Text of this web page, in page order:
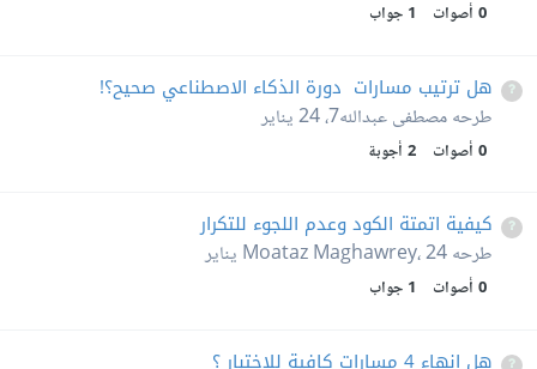
0 أصوات 1 جواب
هل ترتيب مسارات دورة الذكاء الاصطناعي صحيح؟!
طرحهمصطفى عبدالله7 ،24 يناير
0 أصوات 2 أجوبة
كيفية اتمتة الكود وعدم اللجوء للتكرار
طرحه Moataz Maghawrey،24 يناير
0 أصوات 1 جواب
هل انهاء 4 مسارات كافية للاختبار ؟